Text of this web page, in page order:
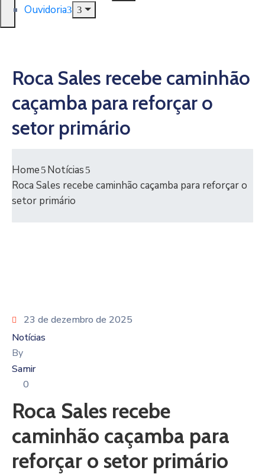
Ouvidoria
Roca Sales recebe caminhão
caçamba para reforçar o
setor primário
Home
Notícias
Roca Sales recebe caminhão caçamba para reforçar o
setor primário
23 de dezembro de 2025
Notícias
By
Samir
0
Roca Sales recebe
caminhão caçamba para
reforçar o setor primário